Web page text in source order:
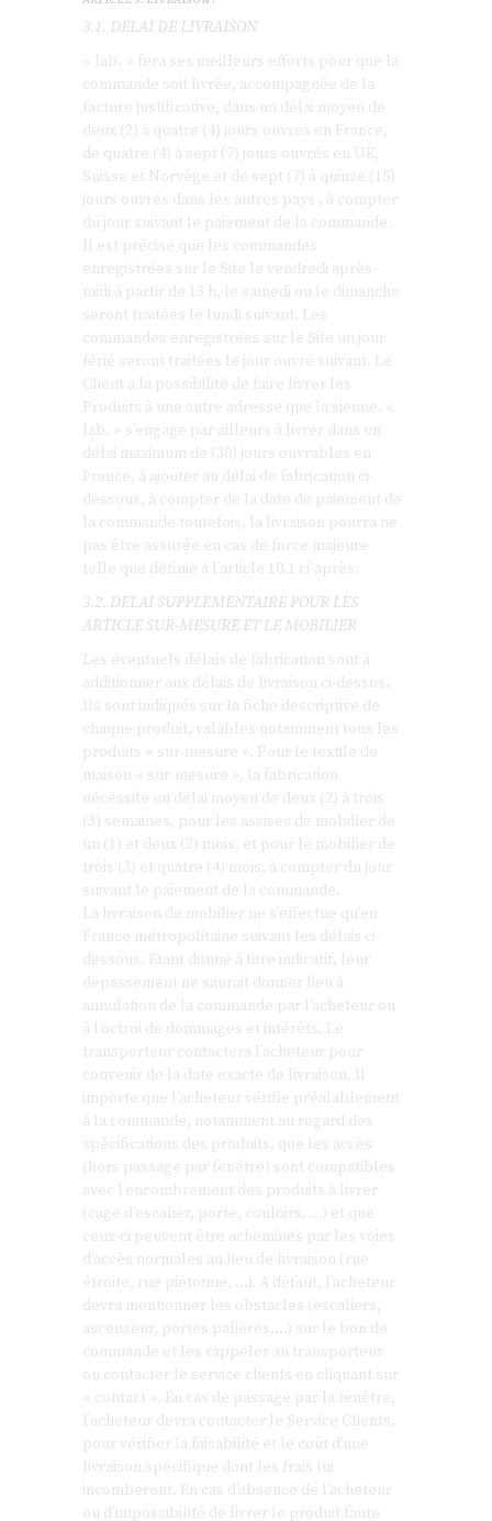
3.1. DELAI DE LIVRAISON
« lab. » fera ses meilleurs efforts pour que la
commande soit livrée, accompagnée de la
facture justificative, dans un délai moyen de
deux (2) à quatre (4) jours ouvrés en France,
de quatre (4) à sept (7) jours ouvrés en UE,
Suisse et Norvège et de sept (7) à quinze (15)
jours ouvrés dans les autres pays , à compter
du jour suivant le paiement de la commande.
Il est précisé que les commandes
enregistrées sur le Site le vendredi après-
midi à partir de 13 h, le samedi ou le dimanche
seront traitées le lundi suivant. Les
commandes enregistrées sur le Site un jour
férié seront traitées le jour ouvré suivant. Le
Client a la possibilité de faire livrer les
Produits à une autre adresse que la sienne. «
lab. » s’engage par ailleurs à livrer dans un
délai maximum de (30) jours ouvrables en
France, à ajouter au délai de fabrication ci-
dessous, à compter de la date de paiement de
la commande toutefois, la livraison pourra ne
pas être assurée en cas de force majeure
telle que définie à l’article 10.1 ci-après.
3.2. DELAI SUPPLEMENTAIRE POUR LES
ARTICLE SUR-MESURE ET LE MOBILIER
Les éventuels délais de fabrication sont à
additionner aux délais de livraison ci-dessus.
Ils sont indiqués sur la fiche descriptive de
chaque produit, valables notamment tous les
produits « sur-mesure ». Pour le textile de
maison « sur-mesure », la fabrication
nécessite un délai moyen de deux (2) à trois
(3) semaines, pour les assises de mobilier de
un (1) et deux (2) mois, et pour le mobilier de
trois (3) et quatre (4) mois, à compter du jour
suivant le paiement de la commande.
La livraison de mobilier ne s’effectue qu’en
France métropolitaine suivant les délais ci-
dessous. Etant donné à titre indicatif, leur
dépassement ne saurait donner lieu à
annulation de la commande par l’acheteur ou
à l’octroi de dommages et intérêts. Le
transporteur contactera l’acheteur pour
convenir de la date exacte de livraison. Il
importe que l’acheteur vérifie préalablement
à la commande, notamment au regard des
spécifications des produits, que les accès
(hors passage par fenêtre) sont compatibles
avec l’encombrement des produits à livrer
(cage d’escalier, porte, couloirs, …) et que
ceux-ci peuvent être acheminés par les voies
d’accès normales au lieu de livraison (rue
étroite, rue piétonne, …). A défaut, l’acheteur
devra mentionner les obstacles (escaliers,
ascenseur, portes palières,…) sur le bon de
commande et les rappeler au transporteur
ou contacter le service clients en cliquant sur
« contact ». En cas de passage par la fenêtre,
l’acheteur devra contacter le Service Clients,
pour vérifier la faisabilité et le coût d’une
livraison spécifique dont les frais lui
incomberont. En cas d’absence de l’acheteur
ou d’impossibilité de livrer le produit faute